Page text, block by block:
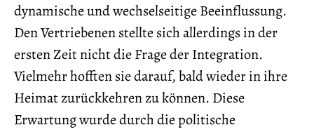
dynamische und wechselseitige Beeinflussung.
Den Vertriebenen stellte sich allerdings in der
ersten Zeit nicht die Frage der Integration.
Vielmehr hofften sie darauf, bald wieder in ihre
Heimat zurückkehren zu können. Diese
Erwartung wurde durch die politische